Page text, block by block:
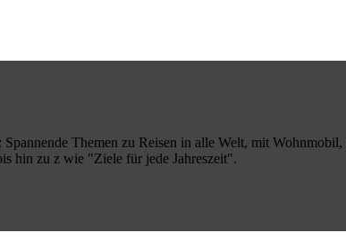
Spannende Themen zu Reisen in alle Welt, mit
hin zu z wie "Ziele für jede Jahreszeit".